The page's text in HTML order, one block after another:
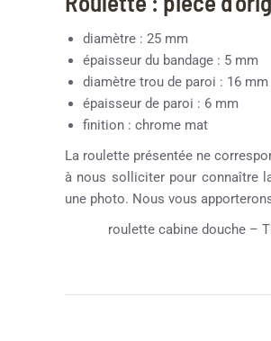
diamètre : 25 mm
épaisseur du bandage : 5 mm
diamètre trou de paroi : 16 mm
épaisseur de paroi : 6 mm
finition : chrome mat
La roulette présentée ne
à nous solliciter pour connaître
une photo. Nous vous
roulette cabine douche –